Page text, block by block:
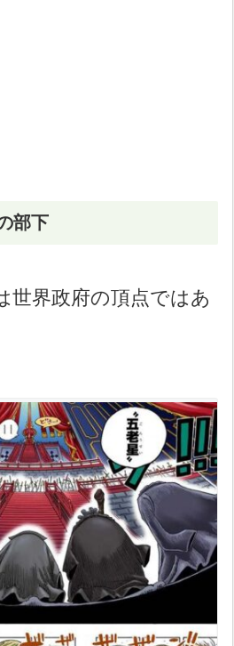
部下
世界政府の頂点ではあ